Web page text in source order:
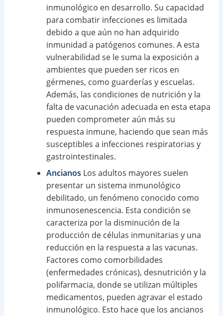
inmunológico en desarrollo. Su capacidad
para combatir infecciones es limitada
debido a que aún no han adquirido
inmunidad a patógenos comunes. A esta
vulnerabilidad se le suma la exposición a
ambientes que pueden ser ricos en
gérmenes, como guarderías y escuelas.
Además, las condiciones de nutrición y la
falta de vacunación adecuada en esta etapa
pueden comprometer aún más su
respuesta inmune, haciendo que sean más
susceptibles a infecciones respiratorias y
gastrointestinales.
Ancianos Los adultos mayores suelen
presentar un sistema inmunológico
debilitado, un fenómeno conocido como
inmunosenescencia. Esta condición se
caracteriza por la disminución de la
producción de células inmunitarias y una
reducción en la respuesta a las vacunas.
Factores como comorbilidades
(enfermedades crónicas), desnutrición y la
polifarmacia, donde se utilizan múltiples
medicamentos, pueden agravar el estado
inmunológico. Esto hace que los ancianos